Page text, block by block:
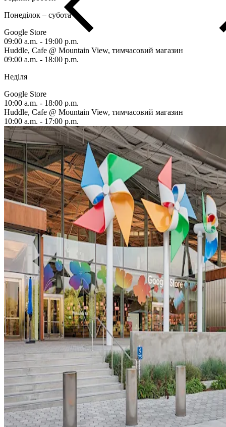
Понеділок – субота
Google Store
09:00 a.m. - 19:00 p.m.
Huddle, Cafe @ Mountain View, тимчасовий магазин
09:00 a.m. - 18:00 p.m.
Неділя
Google Store
10:00 a.m. - 18:00 p.m.
Huddle, Cafe @ Mountain View, тимчасовий магазин
10:00 a.m. - 17:00 p.m.